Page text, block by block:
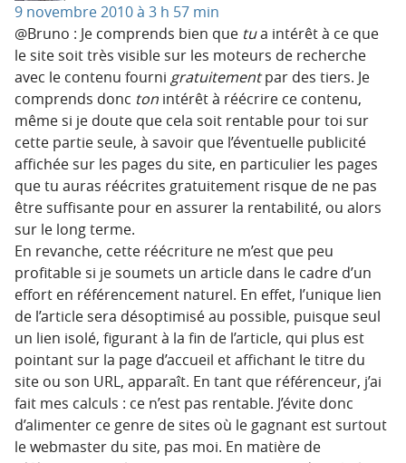
9 novembre 2010 à 3 h 57 min
@Bruno : Je comprends bien que tua intérêt à ce que
le site soit très visible sur les moteurs de recherche
avec le contenu fourni gratuitementpar des tiers. Je
comprends donc ton intérêt à réécrire ce contenu,
même si je doute que cela soit rentable pour toi sur
cette partie seule, à savoir que l’éventuelle publicité
affichée sur les pages du site, en particulier les pages
que tu auras réécrites gratuitement risque de ne pas
être suffisante pour en assurer la rentabilité, ou alors
sur le long terme.
En revanche, cette réécriture ne m’est que peu
profitable si je soumets un article dans le cadre d’un
effort en référencement naturel. En effet, l’unique lien
de l’article sera désoptimisé au possible, puisque seul
un lien isolé, figurant à la fin de l’article, qui plus est
pointant sur la page d’accueil et affichant le titre du
site ou son URL, apparaît. En tant que référenceur, j’ai
fait mes calculs : ce n’est pas rentable. J’évite donc
d’alimenter ce genre de sites où le gagnant est surtout
le webmaster du site, pas moi. En matière de